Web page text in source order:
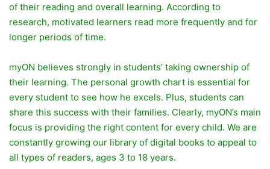
of their reading and overall learning. According to
research, motivated learners read more frequently and for
longer periods of time.
myON believes strongly in students’ taking ownership of
their learning. The personal growth chart is essential for
every student to see how he excels. Plus, students can
share this success with their families. Clearly, myON’s main
focus is providing the right content for every child. We are
constantly growing our library of digital books to appeal to
all types of readers, ages 3 to 18 years.